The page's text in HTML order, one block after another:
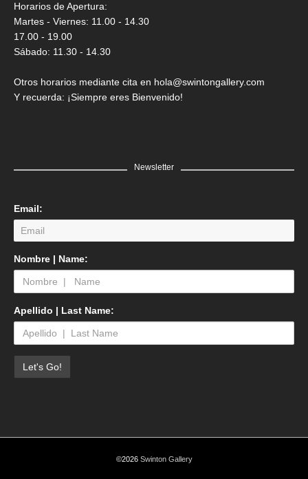
Horarios de Apertura:
Martes - Viernes: 11.00 - 14.30
17.00 - 19.00
Sábado: 11.30 - 14.30
Otros horarios mediante cita en hola@swintongallery.com
Y recuerda: ¡Siempre eres Bienvenido!
Newsletter
Email:
Nombre | Name:
Apellido | Last Name:
©2026 Swinton Gallery